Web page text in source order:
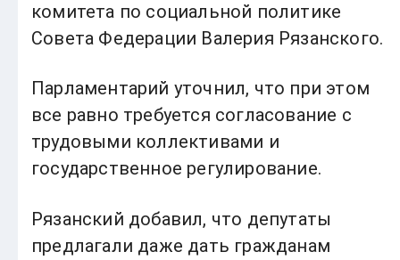
комитета по социальной политике
Совета Федерации Валерия Рязанского.
Парламентарий уточнил, что при этом
все равно требуется согласование с
трудовыми коллективами и
государственное регулирование.
Рязанский добавил, что депутаты
предлагали даже дать гражданам